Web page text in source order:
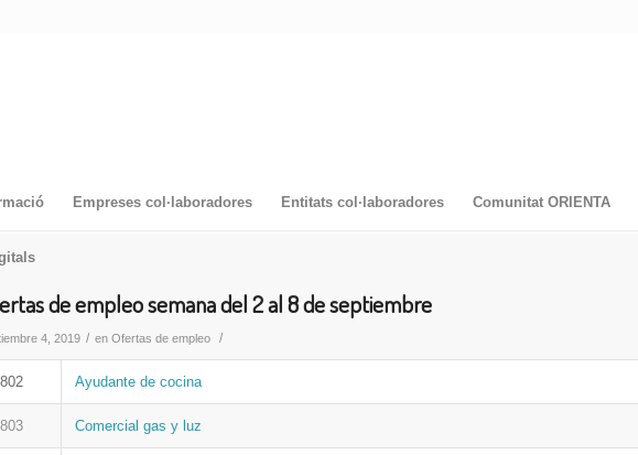
Empreses col·laboradores Entitats col·laboradores Comunitat ORIENTA
de empleo semana del 2 al 8 de septiembre
4, 2019 / en Ofertas de empleo /
Ayudante de cocina
Comercial gas y luz